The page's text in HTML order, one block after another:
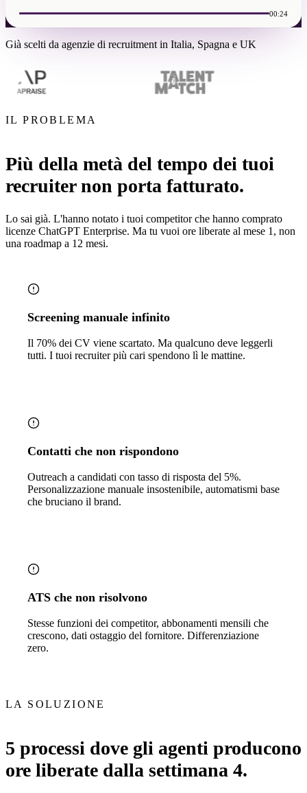
00:24
Già scelti da agenzie di recruitment in Italia, Spagna e UK
IL PROBLEMA
Più della metà del tempo dei tuoi
recruiter non porta fatturato.
Lo sai già. L'hanno notato i tuoi competitor che hanno comprato
licenze ChatGPT Enterprise. Ma tu vuoi ore liberate al mese 1, non
una roadmap a 12 mesi.
Screening manuale infinito
Il 70% dei CV viene scartato. Ma qualcuno deve leggerli
tutti. I tuoi recruiter più cari spendono lì le mattine.
Contatti che non rispondono
Outreach a candidati con tasso di risposta del 5%.
Personalizzazione manuale insostenibile, automatismi base
che bruciano il brand.
ATS che non risolvono
Stesse funzioni dei competitor, abbonamenti mensili che
crescono, dati ostaggio del fornitore. Differenziazione
zero.
LA SOLUZIONE
5 processi dove gli agenti producono
ore liberate dalla settimana 4.